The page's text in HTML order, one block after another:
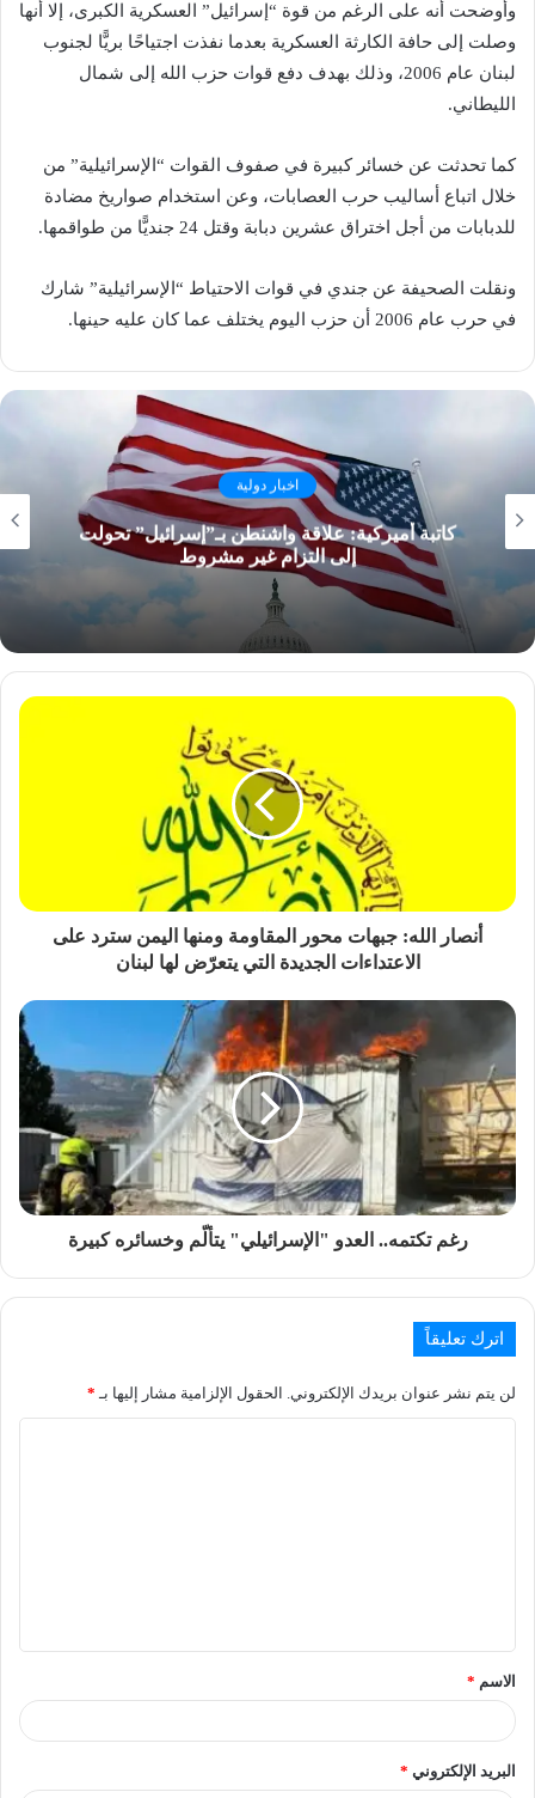
وأوضحت أنه على الرغم من قوة “إسرائيل” العسكرية الكبرى، إلا أنها
وصلت إلى حافة الكارثة العسكرية بعدما نفذت اجتياحًا بريًّا لجنوب
لبنان عام 2006، وذلك بهدف دفع قوات حزب الله إلى شمال
الليطاني.
كما تحدثت عن خسائر كبيرة في صفوف القوات “الإسرائيلية” من
خلال اتباع أساليب حرب العصابات، وعن استخدام صواريخ مضادة
للدبابات من أجل اختراق عشرين دبابة وقتل 24 جنديًّا من طواقمها.
ونقلت الصحيفة عن جندي في قوات الاحتياط “الإسرائيلية” شارك
في حرب عام 2006 أن حزب اليوم يختلف عما كان عليه حينها.
اخبار دولية
كاتبة أميركية: علاقة واشنطن بـ”إسرائيل” تحولت
إلى التزام غير مشروط
أنصار الله: جبهات محور المقاومة ومنها اليمن سترد على
الاعتداءات الجديدة التي يتعرّض لها لبنان
رغم تكتمه.. العدو "الإسرائيلي" يتألّم وخسائره كبيرة
اترك تعليقاً
لن يتم نشر عنوان بريدك الإلكتروني. الحقول الإلزامية مشار إليها بـ *
الاسم *
البريد الإلكتروني *